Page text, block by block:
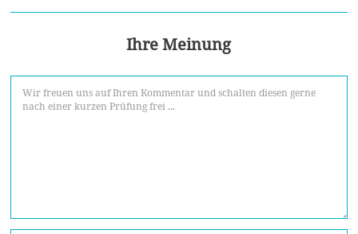
Ihre Meinung